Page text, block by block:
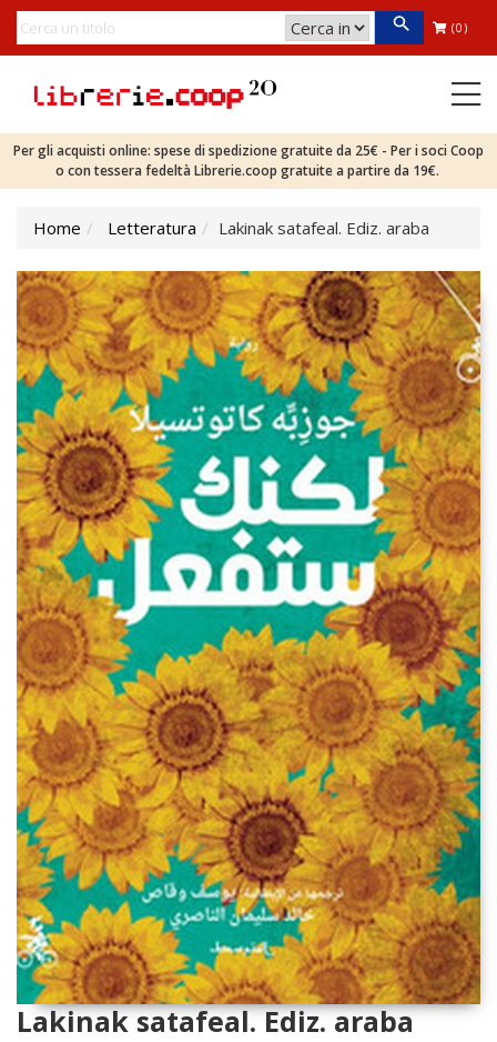
(0)
Per gli acquisti online: spese di spedizione gratuite da 25€ - Per i soci Coop
o con tessera fedeltà Librerie.coop gratuite a partire da 19€.
Home Letteratura Lakinak satafeal. Ediz. araba
Lakinak satafeal. Ediz. araba